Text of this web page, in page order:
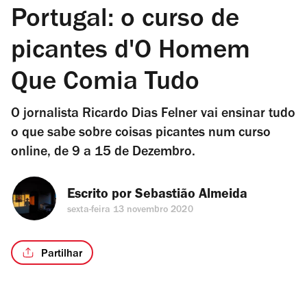
Portugal: o curso de
picantes d'O Homem
Que Comia Tudo
O jornalista Ricardo Dias Felner vai ensinar tudo
o que sabe sobre coisas picantes num curso
online, de 9 a 15 de Dezembro.
Escrito por Sebastião Almeida
sexta-feira 13 novembro 2020
Partilhar